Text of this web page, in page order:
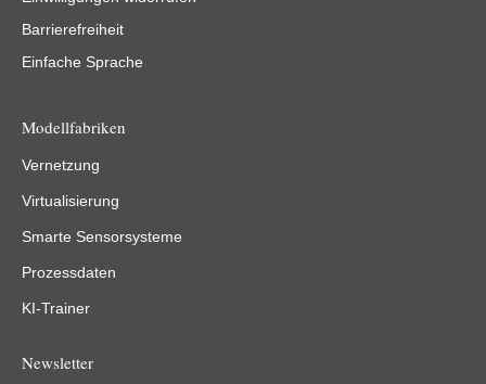
Barrierefreiheit
Einfache Sprache
Modellfabriken
Vernetzung
Virtualisierung
Smarte Sensorsysteme
Prozessdaten
KI-Trainer
Newsletter